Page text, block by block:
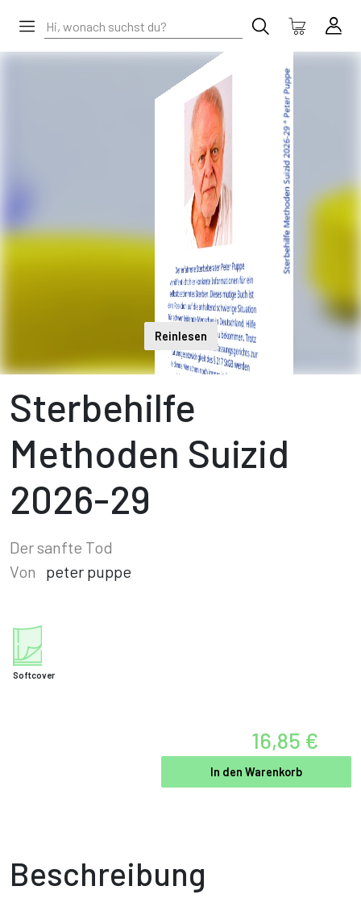
Reinlesen
Sterbehilfe
Methoden Suizid
2026-29
Der sanfte Tod
Von
peter puppe
Softcover
16,85 €
In den Warenkorb
Beschreibung